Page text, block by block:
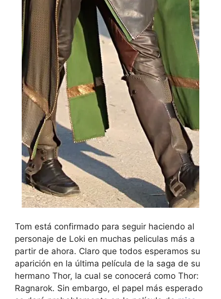
Tom está confirmado para seguir haciendo al
personaje de Loki en muchas peliculas más a
partir de ahora. Claro que todos esperamos su
aparición en la última película de la saga de su
hermano Thor, la cual se conocerá como Thor:
Ragnarok. Sin embargo, el papel más esperado